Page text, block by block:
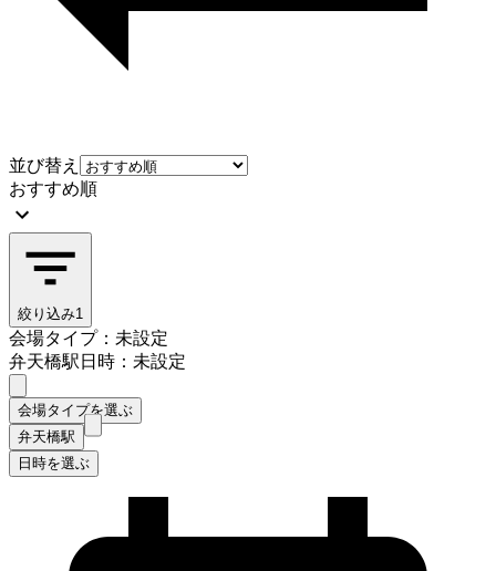
並び替え
おすすめ順
絞り込み1
会場タイプ：未設定
弁天橋駅日時：未設定
会場タイプを選ぶ
弁天橋駅
日時を選ぶ